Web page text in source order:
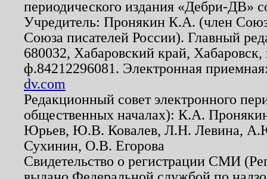
периодического издания «Дебри-ДВ»
Учредитель: Пронякин К.А. (член
Союза писателей России). Главный
680032, Хабаровский край,
ф.84212296081. Электронная
dv.com
Редакционный совет электронного
общественных началах): К.А.
Юрьев, Ю.В. Ковалев, Л.Н. Левина,
Сухинин, О.В. Егорова
Свидетельство о регистрации СМИ